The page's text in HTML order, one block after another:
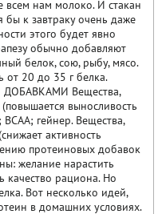
всем нам молоко. И стакан
бы к завтраку очень даже
этого будет явно
обычно добавляют
белок, сою, рыбу, мясо.
от 20 до 35 г белка.
Вещества,
выносливость
гейнер. Вещества,
активность
протеиновых добавок
желание нарастить
качество рациона. Но
Вот несколько идей,
в домашних условиях.